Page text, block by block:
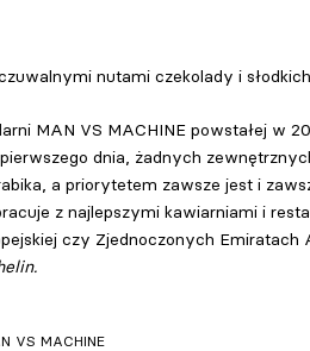
nutami czekolady i
MAN VS MACHINE powstałej w
dnia, żadnych
a priorytetem zawsze jest i
z najlepszymi kawiarniami i
czy Zjednoczonych Emiratach
VS MACHINE